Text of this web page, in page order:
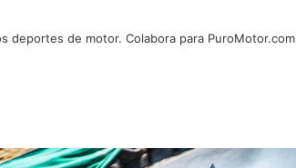
deportes de motor. Colabora para PuroMotor.com